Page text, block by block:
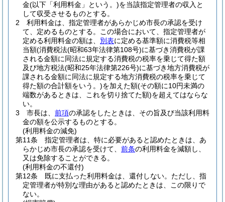
金(以下「利用料金」という。)を当該指定管理者の収入と
して収受させるものとする。
2
利用料金は、指定管理者があらかじめ市長の承認を受け
て、定めるものとする。
この場合において、指定管理者が
定める利用料金の額は、 別表に定める基準額に消費税等相
当額(消費税法(昭和63年法律第108号)に基づき消費税が課
される金額に同法に規定する消費税の税率を乗じて得た額
及び地方税法(昭和25年法律第226号)に基づき地方消費税が
課される金額に同法に規定する地方消費税の税率を乗じて
得た額の合計額をいう。)を加えた額(その額に10円未満の
端数があるときは、これを切り捨てた額)を超えてはならな
い。
3
市長は、 前項の承認をしたときは、その旨及び当該利用料
金の額を公示するものとする。
(利用料金の減免)
第11条
指定管理者は、特に必要があると認めたときは、あ
らかじめ市長の承認を受けて、 前条の利用料金を減額し、
又は免除することができる。
(利用料金の不還付)
第12条
既に支払った利用料金は、還付しない。 ただし、指
定管理者が特別な理由があると認めたときは、この限りで
ない。